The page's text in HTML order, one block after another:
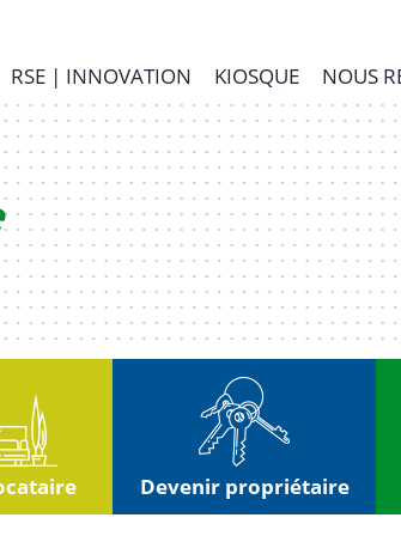
RSE | INNOVATION KIOSQUE NOUS
Devenir propriétaire